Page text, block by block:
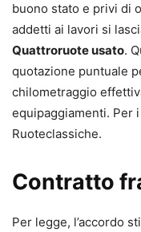
buono stato e privi di
addetti ai lavori si
Quattroruote usato.
quotazione puntuale
chilometraggio
equipaggiamenti. Per
Ruoteclassiche.
Contratto
Per legge, l’accordo